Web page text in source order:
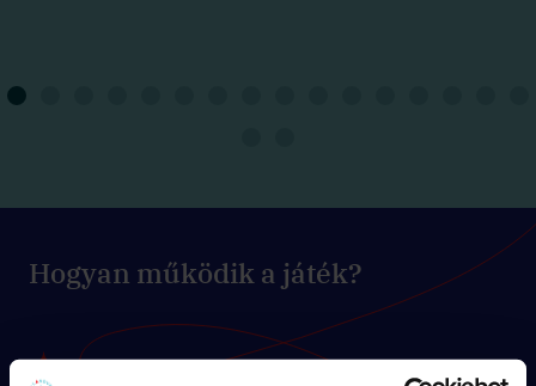
Hogyan működik a játék?
egyedi útvonala
(kb